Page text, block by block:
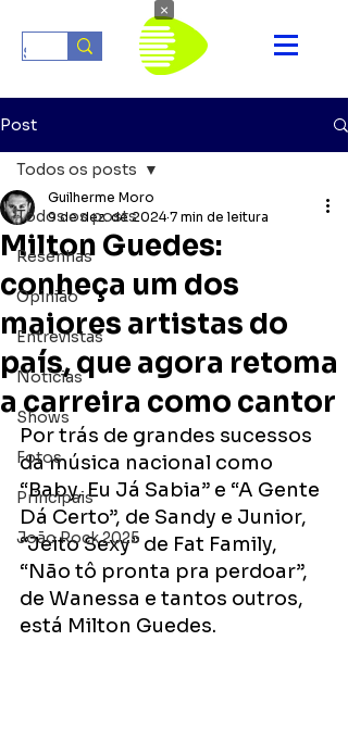
Post
Todos os posts
Resenhas
Opinião
Entrevistas
Notícias
Shows
Fotos
Principais
João Rock 2025
Todos os posts
Milton Guedes:
conheça um dos
maiores artistas do
país, que agora retoma
a carreira como cantor
Guilherme Moro
9 de dez. de 2024 7 min de leitura
Por trás de grandes sucessos
da música nacional como
“Baby, Eu Já Sabia” e “A Gente
Dá Certo”, de Sandy e Junior,
“Jeito Sexy” de Fat Family,
“Não tô pronta pra perdoar”,
de Wanessa e tantos outros,
está Milton Guedes.
×